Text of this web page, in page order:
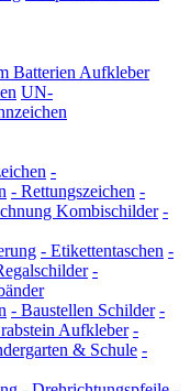
Batterien Aufkleber
UN-
-
- Rettungszeichen -
Kombischilder -
- Etikettentaschen -
-
- Baustellen Schilder -
Aufkleber -
& Schule -